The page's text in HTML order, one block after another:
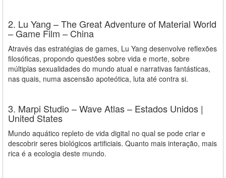
2. Lu Yang – The Great Adventure of Material World
– Game Film – China
Através das estratégias de games, Lu Yang desenvolve reflexões
filosóficas, propondo questões sobre vida e morte, sobre
múltiplas sexualidades do mundo atual e narrativas fantásticas,
nas quais, numa ascensão apoteótica, luta até contra si.
3. Marpi Studio – Wave Atlas – Estados Unidos |
United States
Mundo aquático repleto de vida digital no qual se pode criar e
descobrir seres biológicos artificiais. Quanto mais interação, mais
rica é a ecologia deste mundo.